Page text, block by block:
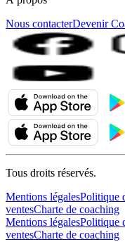
Nous contacterDevenir
Tous droits réservés.
Mentions légalesPolitique
ventesCharte de coaching
Mentions légalesPolitique
ventesCharte de coaching